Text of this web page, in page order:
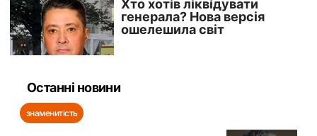
Останні новини
знаменитість